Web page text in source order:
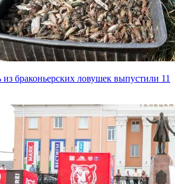
браконьерских ловушек выпустили 11